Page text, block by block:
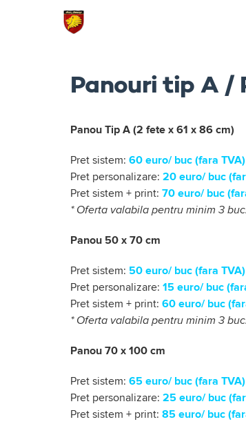
Panouri tip A /
Panou Tip A (2 fete x 61 x 86 cm)
Pret sistem: 60 euro/ buc (fara TVA)
Pret personalizare: 20 euro/ buc
Pret sistem + print: 70 euro/ buc
* Oferta valabila pentru minim 3 buc.
Panou 50 x 70 cm
Pret sistem: 50 euro/ buc (fara TVA)
Pret personalizare: 15 euro/ buc
Pret sistem + print: 60 euro/ buc
* Oferta valabila pentru minim 3 buc.
Panou 70 x 100 cm
Pret sistem: 65 euro/ buc (fara TVA)
Pret personalizare: 25 euro/ buc
Pret sistem + print: 85 euro/ buc